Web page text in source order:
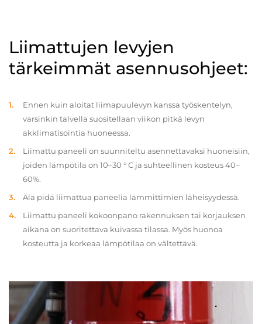
Liimattujen levyjen
tärkeimmät asennusohjeet:
Ennen kuin aloitat liimapuulevyn kanssa työskentelyn,
varsinkin talvella suositellaan viikon pitkä levyn
akklimatisointia huoneessa.
Liimattu paneeli on suunniteltu asennettavaksi huoneisiin,
joiden lämpötila on 10–30 ° C ja suhteellinen kosteus 40–
60%.
Älä pidä liimattua paneelia lämmittimien läheisyydessä.
Liimattu paneeli kokoonpano rakennuksen tai korjauksen
aikana on suoritettava kuivassa tilassa. Myös huonoa
kosteutta ja korkeaa lämpötilaa on vältettävä.